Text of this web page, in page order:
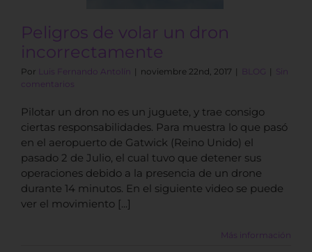
Peligros de volar un dron
incorrectamente
Por Luis Fernando Antolín | noviembre 22nd, 2017 | BLOG | Sin
comentarios
Pilotar un dron no es un juguete, y trae consigo
ciertas responsabilidades. Para muestra lo que pasó
en el aeropuerto de Gatwick (Reino Unido) el
pasado 2 de Julio, el cual tuvo que detener sus
operaciones debido a la presencia de un drone
durante 14 minutos. En el siguiente video se puede
ver el movimiento [...]
Más información